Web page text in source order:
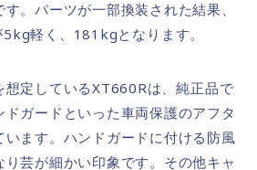
。パーツが一部換装された結果、
軽く、181kgとなります。
想定しているXT660Rは、純正品で
ガードといった車両保護のアフタ
います。ハンドガードに付ける防風
芸が細かい印象です。その他キャ